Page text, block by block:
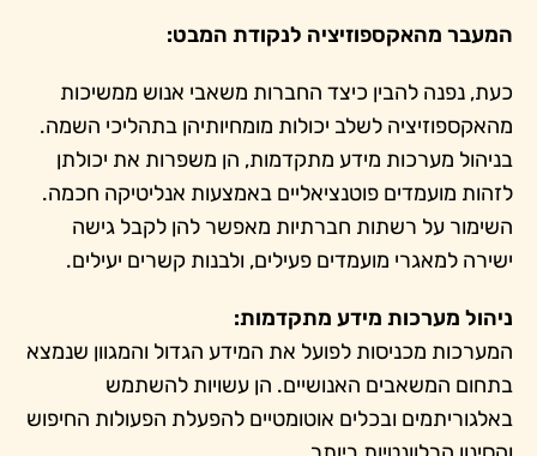
המעבר מהאקספוזיציה לנקודת המבט:
כעת, נפנה להבין כיצד החברות משאבי אנוש ממשיכות
מהאקספוזיציה לשלב יכולות מומחיותיהן בתהליכי השמה.
בניהול מערכות מידע מתקדמות, הן משפרות את יכולתן
לזהות מועמדים פוטנציאליים באמצעות אנליטיקה חכמה.
השימור על רשתות חברתיות מאפשר להן לקבל גישה
ישירה למאגרי מועמדים פעילים, ולבנות קשרים יעילים.
ניהול מערכות מידע מתקדמות:
המערכות מכניסות לפועל את המידע הגדול והמגוון שנמצא
בתחום המשאבים האנושיים. הן עשויות להשתמש
באלגוריתמים ובכלים אוטומטיים להפעלת הפעולות החיפוש